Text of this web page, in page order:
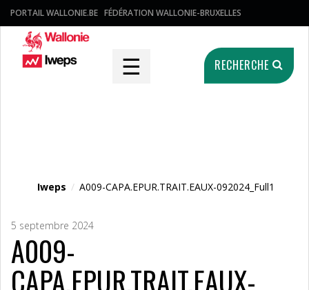
PORTAIL WALLONIE.BE FÉDÉRATION WALLONIE-BRUXELLES
☰ RECHERCHE
Iweps / A009-CAPA.EPUR.TRAIT.EAUX-092024_Full1
5 septembre 2024
A009-
CAPA.EPUR.TRAIT.EAUX-